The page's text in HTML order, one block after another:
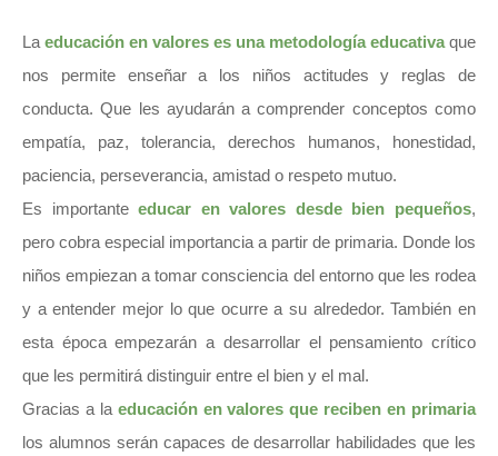
La educación en valores es una metodología educativaque
nos permite enseñar a los niños actitudes y reglas de
conducta. Que les ayudarán a comprender conceptos como
empatía, paz, tolerancia, derechos humanos, honestidad,
paciencia, perseverancia, amistad o respeto mutuo.
Es importanteeducar en valores desde bien pequeños,
pero cobra especial importancia a partir de primaria. Donde los
niños empiezan a tomar consciencia del entorno que les rodea
y a entender mejor lo que ocurre a su alrededor. También en
esta época empezarán a desarrollar el pensamiento crítico
que les permitirá distinguir entre el bien y el mal.
Gracias a la educación en valores que reciben en primaria
los alumnos serán capaces de desarrollar habilidades que les